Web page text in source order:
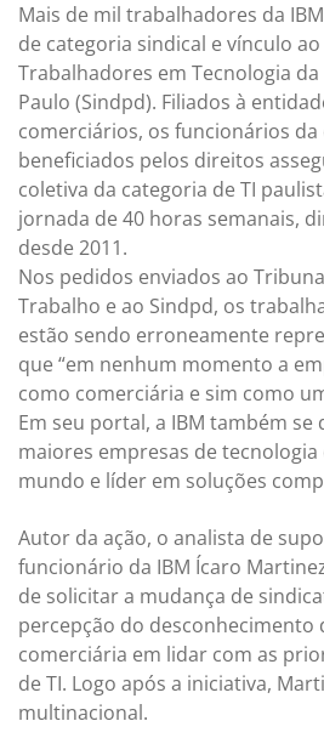
Mais de mil trabalhadores da
de categoria sindical e vínculo
Trabalhadores em Tecnologia
Paulo (Sindpd). Filiados à
comerciários, os funcionários da
beneficiados pelos direitos
coletiva da categoria de TI
jornada de 40 horas semanais,
desde 2011.
Nos pedidos enviados ao
Trabalho e ao Sindpd, os
estão sendo erroneamente
que “em nenhum momento a
como comerciária e sim como
Em seu portal, a IBM também se
maiores empresas de
mundo e líder em soluções
Autor da ação, o analista de
funcionário da IBM Ícaro
de solicitar a mudança de
percepção do desconhecimento
comerciária em lidar com as
de TI. Logo após a iniciativa,
multinacional.